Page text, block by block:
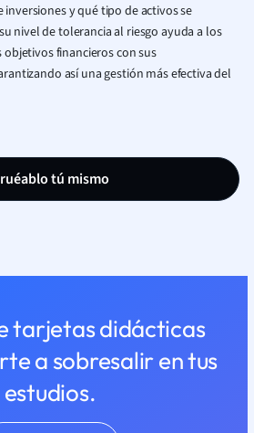
inversiones y qué tipo de activos se
nivel de tolerancia al riesgo ayuda a los
financieros con sus
así una gestión más efectiva del
tú mismo
tarjetas didácticas
a sobresalir en tus
estudios.